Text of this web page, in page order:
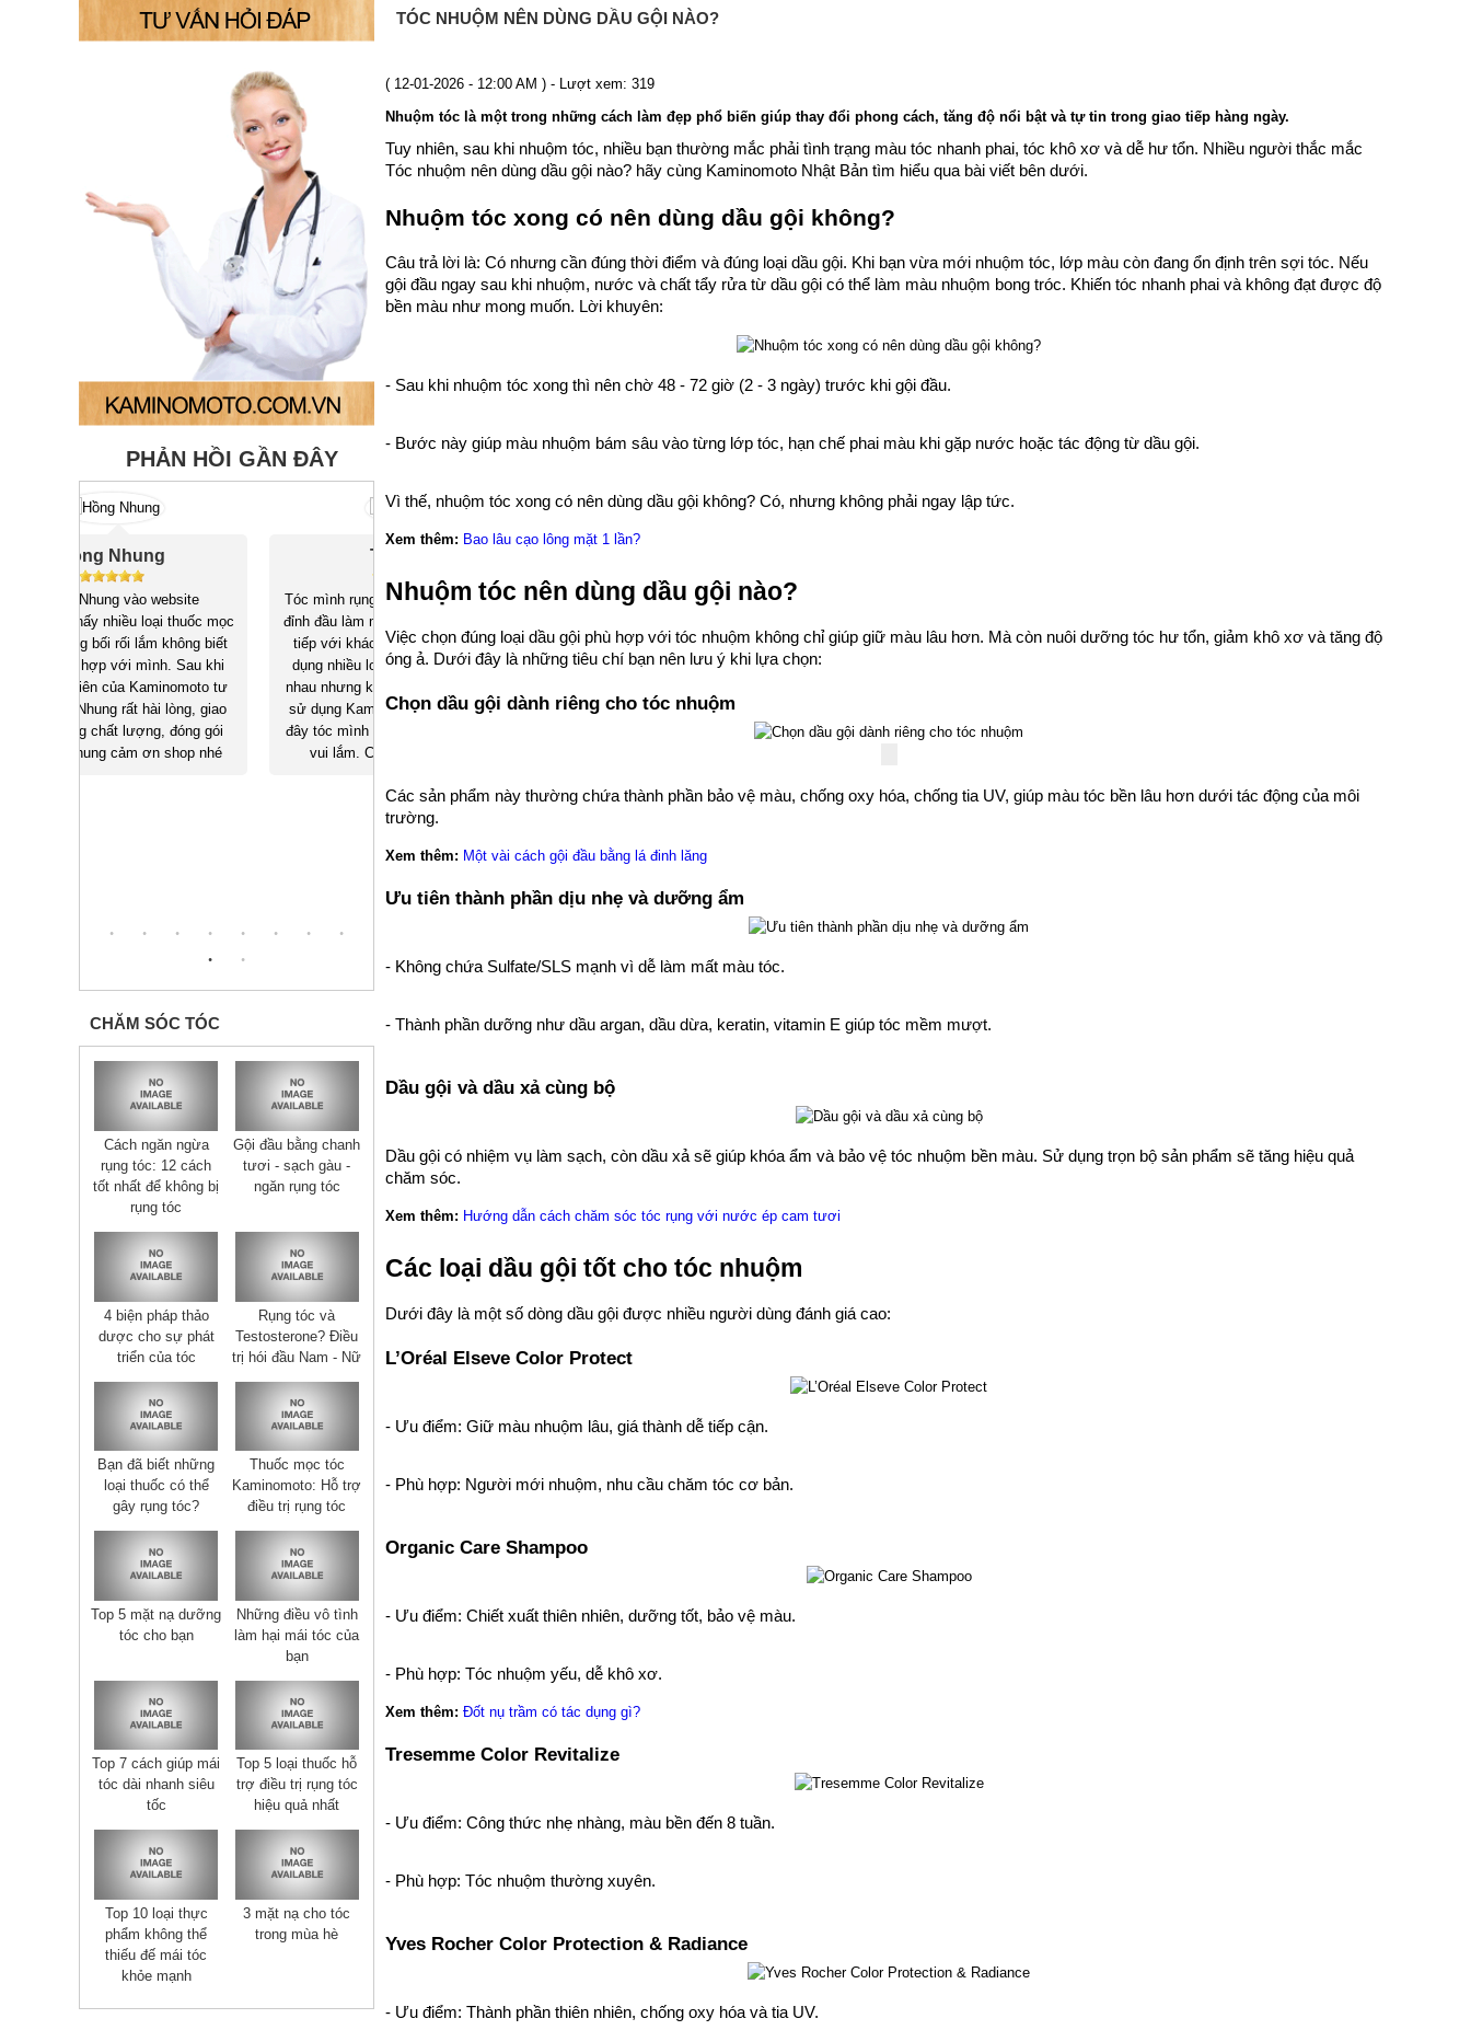
PHẢN HỒI GẦN ĐÂY
Tóc mình rụng nhiều làm lộ cả da trên
đỉnh đầu làm mình thiếu tự tin khi giao
tiếp với khách hàng. Mặc dù đã sử
dụng nhiều loại thuốc mọc tóc khác
nhau nhưng không có kết quả. Từ khi
sử dụng Kaminomoto Ladies EX giờ
đây tóc mình đã mọc đều trở lại mình
vui lắm. Cảm ơn Kaminomoto
Hồi còn sinh viên hay thức khuya căng
bị hói, sau khi tìm hiểu và sử dụng
thuốc mọc tóc Kaminomto nay tóc
hiện giờ rất vui. Xin cảm ơn
khen lông mày của Trúc thật rậm và ấn
CHĂM SÓC TÓC
Cách ngăn ngừa
rụng tóc: 12 cách
tốt nhất để không bị
rụng tóc
Gội đầu bằng chanh
tươi - sạch gàu -
ngăn rụng tóc
4 biện pháp thảo
dược cho sự phát
triển của tóc
Rụng tóc và
Testosterone? Điều
trị hói đầu Nam - Nữ
Bạn đã biết những
loại thuốc có thể
gây rụng tóc?
Thuốc mọc tóc
Kaminomoto: Hỗ trợ
điều trị rụng tóc
Top 5 mặt nạ dưỡng
tóc cho bạn
Những điều vô tình
làm hại mái tóc của
bạn
Top 7 cách giúp mái
tóc dài nhanh siêu
tốc
Top 5 loại thuốc hỗ
trợ điều trị rụng tóc
hiệu quả nhất
Top 10 loại thực
phẩm không thể
thiếu đế mái tóc
khỏe mạnh
3 mặt nạ cho tóc
trong mùa hè
TÓC NHUỘM NÊN DÙNG DẦU GỘI NÀO?
( 12-01-2026 - 12:00 AM ) - Lượt xem: 319
Nhuộm tóc là một trong những cách làm đẹp phổ biến giúp thay đổi phong cách, tăng độ nổi bật và tự tin trong giao tiếp hàng ngày.
Tuy nhiên, sau khi nhuộm tóc, nhiều bạn thường mắc phải tình trạng màu tóc nhanh phai, tóc khô xơ và dễ hư tổn. Nhiều người thắc mắc
Tóc nhuộm nên dùng dầu gội nào? hãy cùng Kaminomoto Nhật Bản tìm hiểu qua bài viết bên dưới.
Nhuộm tóc xong có nên dùng dầu gội không?
Câu trả lời là: Có nhưng cần đúng thời điểm và đúng loại dầu gội. Khi bạn vừa mới nhuộm tóc, lớp màu còn đang ổn định trên sợi tóc. Nếu
gội đầu ngay sau khi nhuộm, nước và chất tẩy rửa từ dầu gội có thể làm màu nhuộm bong tróc. Khiến tóc nhanh phai và không đạt được độ
bền màu như mong muốn. Lời khuyên:
- Sau khi nhuộm tóc xong thì nên chờ 48 - 72 giờ (2 - 3 ngày) trước khi gội đầu.
- Bước này giúp màu nhuộm bám sâu vào từng lớp tóc, hạn chế phai màu khi gặp nước hoặc tác động từ dầu gội.
Vì thế, nhuộm tóc xong có nên dùng dầu gội không? Có, nhưng không phải ngay lập tức.
Xem thêm: Bao lâu cạo lông mặt 1 lần?
Nhuộm tóc nên dùng dầu gội nào?
Việc chọn đúng loại dầu gội phù hợp với tóc nhuộm không chỉ giúp giữ màu lâu hơn. Mà còn nuôi dưỡng tóc hư tổn, giảm khô xơ và tăng độ
óng ả. Dưới đây là những tiêu chí bạn nên lưu ý khi lựa chọn:
Chọn dầu gội dành riêng cho tóc nhuộm
Các sản phẩm này thường chứa thành phần bảo vệ màu, chống oxy hóa, chống tia UV, giúp màu tóc bền lâu hơn dưới tác động của môi
trường.
Xem thêm: Một vài cách gội đầu bằng lá đinh lăng
Ưu tiên thành phần dịu nhẹ và dưỡng ẩm
- Không chứa Sulfate/SLS mạnh vì dễ làm mất màu tóc.
- Thành phần dưỡng như dầu argan, dầu dừa, keratin, vitamin E giúp tóc mềm mượt.
Dầu gội và dầu xả cùng bộ
Dầu gội có nhiệm vụ làm sạch, còn dầu xả sẽ giúp khóa ẩm và bảo vệ tóc nhuộm bền màu. Sử dụng trọn bộ sản phẩm sẽ tăng hiệu quả
chăm sóc.
Xem thêm: Hướng dẫn cách chăm sóc tóc rụng với nước ép cam tươi
Các loại dầu gội tốt cho tóc nhuộm
Dưới đây là một số dòng dầu gội được nhiều người dùng đánh giá cao:
L’Oréal Elseve Color Protect
- Ưu điểm: Giữ màu nhuộm lâu, giá thành dễ tiếp cận.
- Phù hợp: Người mới nhuộm, nhu cầu chăm tóc cơ bản.
Organic Care Shampoo
- Ưu điểm: Chiết xuất thiên nhiên, dưỡng tốt, bảo vệ màu.
- Phù hợp: Tóc nhuộm yếu, dễ khô xơ.
Xem thêm: Đốt nụ trầm có tác dụng gì?
Tresemme Color Revitalize
- Ưu điểm: Công thức nhẹ nhàng, màu bền đến 8 tuần.
- Phù hợp: Tóc nhuộm thường xuyên.
Yves Rocher Color Protection & Radiance
- Ưu điểm: Thành phần thiên nhiên, chống oxy hóa và tia UV.